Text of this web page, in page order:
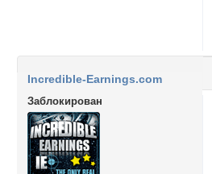
Incredible-Earnings.com
Заблокирован